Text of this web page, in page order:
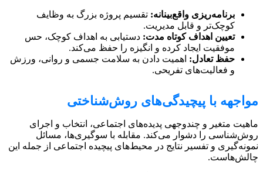
برنامه‌ریزی واقع‌بینانه: تقسیم پروژه بزرگ به وظایف
کوچک‌تر و قابل مدیریت.
تعیین اهداف کوتاه مدت: دستیابی به اهداف کوچک، حس
موفقیت ایجاد کرده و انگیزه را حفظ می‌کند.
حفظ تعادل: اهمیت دادن به سلامت جسمی و روانی، ورزش
و فعالیت‌های تفریحی.
مواجهه با پیچیدگی‌های روش‌شناختی
ماهیت متغیر و چندوجهی پدیده‌های اجتماعی، انتخاب و اجرای
روش‌شناسی را دشوار می‌کند. مقابله با سوگیری‌ها، مسائل
نمونه‌گیری و تفسیر نتایج در محیط‌های پیچیده اجتماعی از جمله این
چالش‌هاست.